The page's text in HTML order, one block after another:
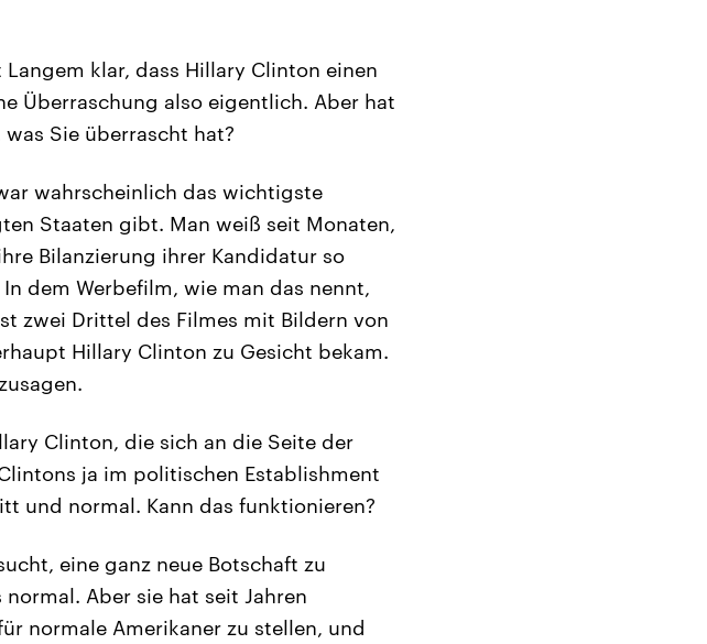
klar, dass Hillary Clinton einen
Überraschung also eigentlich. Aber hat
Sie überrascht hat?
wahrscheinlich das wichtigste
Staaten gibt. Man weiß seit Monaten,
Bilanzierung ihrer Kandidatur so
dem Werbefilm, wie man das nennt,
zwei Drittel des Filmes mit Bildern von
Hillary Clinton zu Gesicht bekam.
Clinton, die sich an die Seite der
ja im politischen Establishment
und normal. Kann das funktionieren?
eine ganz neue Botschaft zu
Aber sie hat seit Jahren
normale Amerikaner zu stellen, und